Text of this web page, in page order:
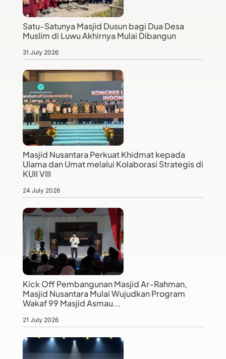
Satu-Satunya Masjid Dusun bagi Dua Desa
Muslim di Luwu Akhirnya Mulai Dibangun
31 July 2026
Masjid Nusantara Perkuat Khidmat kepada
Ulama dan Umat melalui Kolaborasi Strategis di
KUII VIII
24 July 2026
Kick Off Pembangunan Masjid Ar-Rahman,
Masjid Nusantara Mulai Wujudkan Program
Wakaf 99 Masjid Asmau...
21 July 2026